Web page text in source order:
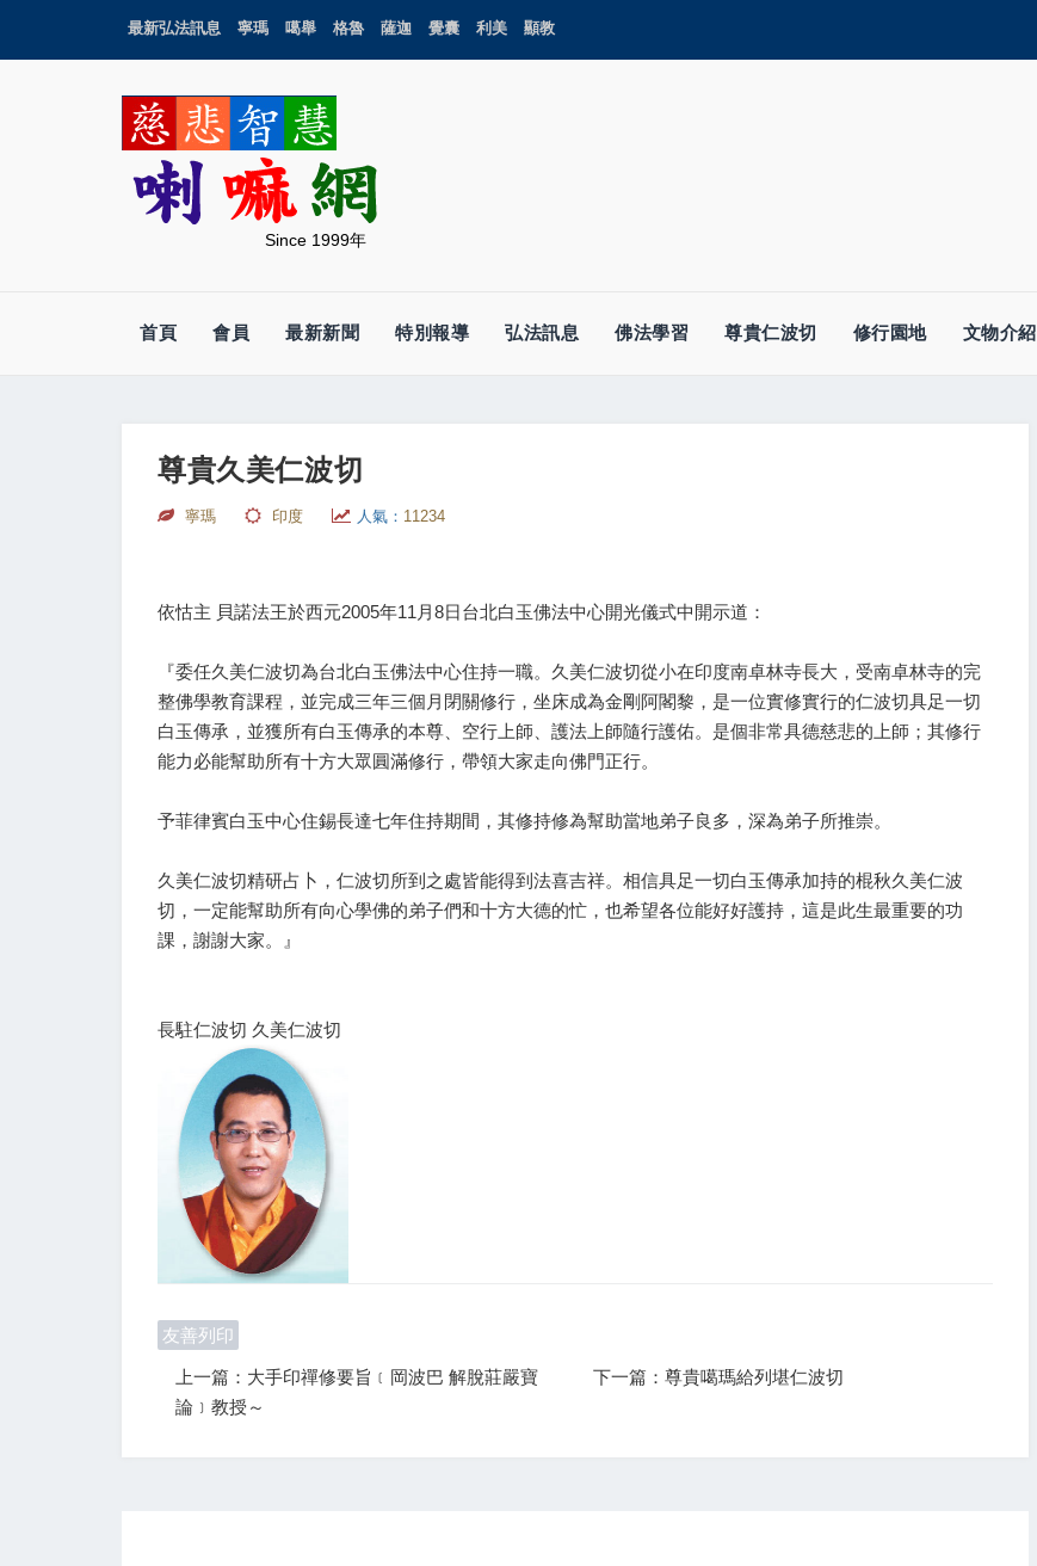
最新弘法訊息 寧瑪 噶舉 格魯 薩迦 覺囊 利美 顯教
Since 1999年
首頁 會員 最新新聞 特別報導 弘法訊息 佛法學習 尊貴仁波切 修行園地 文物介紹
尊貴久美仁波切
寧瑪 印度 人氣： 11234
依怙主 貝諾法王於西元2005年11月8日台北白玉佛法中心開光儀式中開示道：
『委任久美仁波切為台北白玉佛法中心住持一職。久美仁波切從小在印度南卓林寺長大，受南卓林寺的完
整佛學教育課程，並完成三年三個月閉關修行，坐床成為金剛阿閣黎，是一位實修實行的仁波切具足一切
白玉傳承，並獲所有白玉傳承的本尊、空行上師、護法上師隨行護佑。是個非常具德慈悲的上師；其修行
能力必能幫助所有十方大眾圓滿修行，帶領大家走向佛門正行。
予菲律賓白玉中心住錫長達七年住持期間，其修持修為幫助當地弟子良多，深為弟子所推崇。
久美仁波切精研占卜，仁波切所到之處皆能得到法喜吉祥。相信具足一切白玉傳承加持的棍秋久美仁波
切，一定能幫助所有向心學佛的弟子們和十方大德的忙，也希望各位能好好護持，這是此生最重要的功
課，謝謝大家。』
長駐仁波切 久美仁波切
友善列印
上一篇：大手印禪修要旨﹝岡波巴 解脫莊嚴寶
論﹞教授～
下一篇：尊貴噶瑪給列堪仁波切